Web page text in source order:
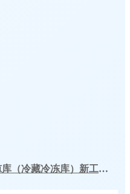
上海佰诚医疗1100㎡药品阴凉库（冷藏冷冻库）新工程案例